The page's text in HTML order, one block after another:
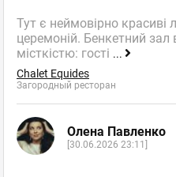
Тут є неймовірно красиві
церемоній. Бенкетний зал
місткістю: гості ...
Chalet Equides
Загородный ресторан
Олена Павленко
[30.06.2026 23:11]